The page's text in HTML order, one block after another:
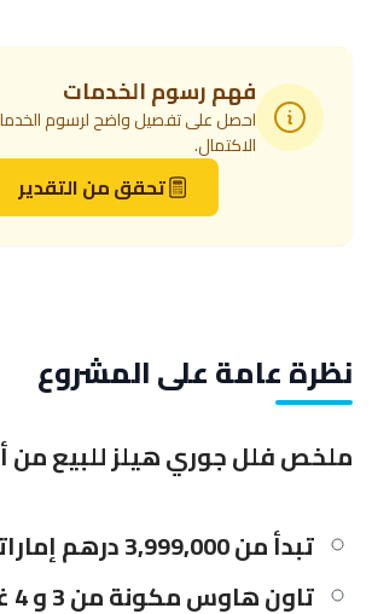
فهم رسوم الخدمات
احصل على تفصيل واضح لرسوم
الاكتمال.
تحقق من التقدير
نظرة عامة على المشروع
ملخص فلل جوري هيلز للبيع من
تبدأ من 3,999,000 درهم إماراتي
تاون هاوس مكونة من 3 و 4 غرف نوم